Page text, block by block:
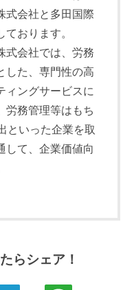
式会社と多田国際
おります。
式会社では、労務
した、専門性の高
ィングサービスに
労務管理等はもち
といった企業を取
して、企業価値向
らシェア！